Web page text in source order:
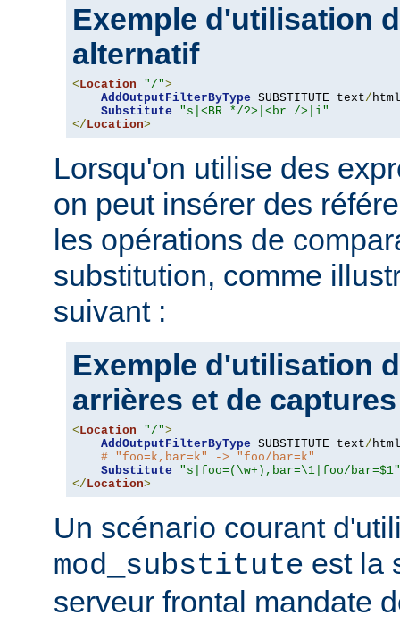
Exemple d'utilisation
alternatif
< Location "/">
AddOutputFilterByType SUBSTITUTE text/ html
Substitute
"s|<BR */?>|<br />|i"
</ Location>
Lorsqu'on utilise des
on peut insérer des
les opérations de
substitution, comme
suivant :
Exemple d'utilisation
arrières et de captures
< Location "/">
AddOutputFilterByType SUBSTITUTE text/ html
# "foo=k,bar=k" -> "foo/bar=k"
Substitute
"s|foo=(\w+),bar=\1|foo/bar=$1"
</ Location>
Un scénario courant
mod_substitute est la
serveur frontal mandate